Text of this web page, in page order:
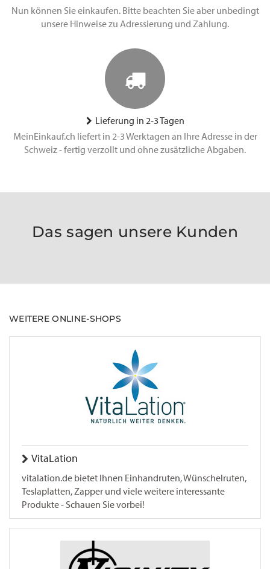
Nun können Sie einkaufen. Bitte beachten Sie aber unbedingt
unsere Hinweise zu Adressierung und Zahlung.
Lieferung in 2-3 Tagen
MeinEinkauf.ch liefert in 2-3 Werktagen an Ihre Adresse in der
Schweiz - fertig verzollt und ohne zusätzliche Abgaben.
Das sagen unsere Kunden
WEITERE ONLINE-SHOPS
VitaLation
vitalation.de bietet Ihnen Einhandruten, Wünschelruten,
Teslaplatten, Zapper und viele weitere interessante
Produkte - Schauen Sie vorbei!